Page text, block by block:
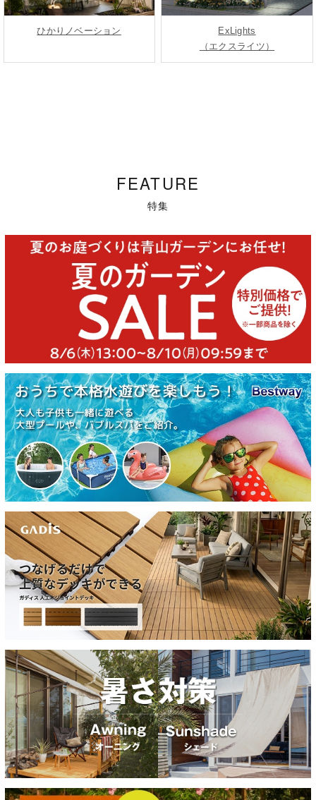
ひかりノベーション
ExLights
（エクスライツ）
FEATURE
特集